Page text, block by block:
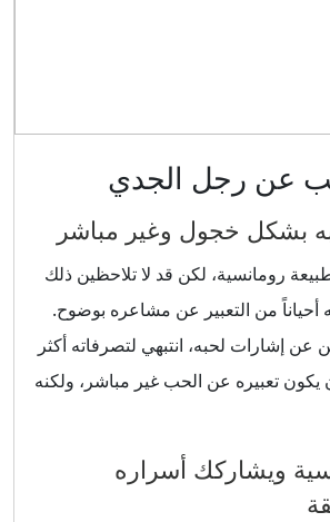
عن رجل الجدي
رومانسية، لكن قد لا تلاحظين ذلك
أحياناً من التعبير عن مشاعره بوضوح.
عن إشارات لحبه، انتبهي لتصرفاته أكثر
يكون تعبيره عن الحب غير مباشر، ولكنه
ويشاركك أسراره